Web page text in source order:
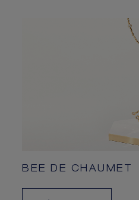
BEE DE CHAUMET